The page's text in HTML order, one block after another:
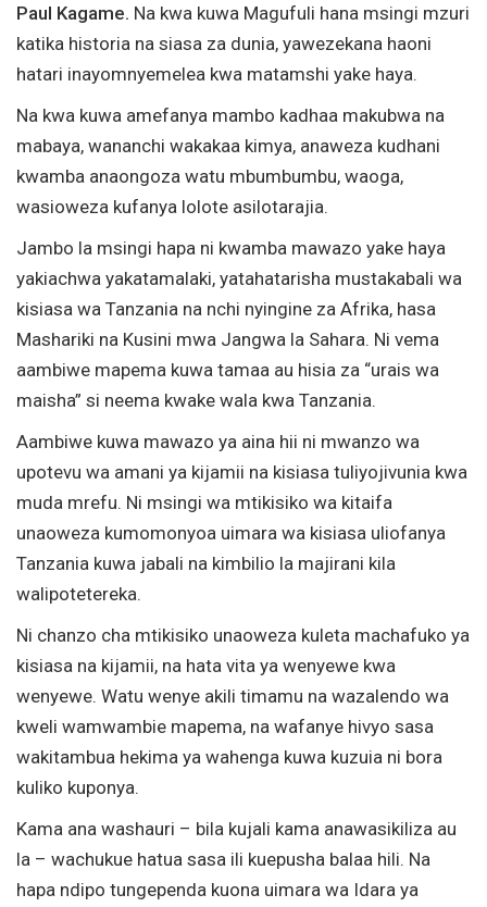
Paul Kagame. Na kwa kuwa Magufuli hana msingi mzuri
katika historia na siasa za dunia, yawezekana haoni
hatari inayomnyemelea kwa matamshi yake haya.
Na kwa kuwa amefanya mambo kadhaa makubwa na
mabaya, wananchi wakakaa kimya, anaweza kudhani
kwamba anaongoza watu mbumbumbu, waoga,
wasioweza kufanya lolote asilotarajia.
Jambo la msingi hapa ni kwamba mawazo yake haya
yakiachwa yakatamalaki, yatahatarisha mustakabali wa
kisiasa wa Tanzania na nchi nyingine za Afrika, hasa
Mashariki na Kusini mwa Jangwa la Sahara. Ni vema
aambiwe mapema kuwa tamaa au hisia za “urais wa
maisha” si neema kwake wala kwa Tanzania.
Aambiwe kuwa mawazo ya aina hii ni mwanzo wa
upotevu wa amani ya kijamii na kisiasa tuliyojivunia kwa
muda mrefu. Ni msingi wa mtikisiko wa kitaifa
unaoweza kumomonyoa uimara wa kisiasa uliofanya
Tanzania kuwa jabali na kimbilio la majirani kila
walipotetereka.
Ni chanzo cha mtikisiko unaoweza kuleta machafuko ya
kisiasa na kijamii, na hata vita ya wenyewe kwa
wenyewe. Watu wenye akili timamu na wazalendo wa
kweli wamwambie mapema, na wafanye hivyo sasa
wakitambua hekima ya wahenga kuwa kuzuia ni bora
kuliko kuponya.
Kama ana washauri – bila kujali kama anawasikiliza au
la – wachukue hatua sasa ili kuepusha balaa hili. Na
hapa ndipo tungependa kuona uimara wa Idara ya